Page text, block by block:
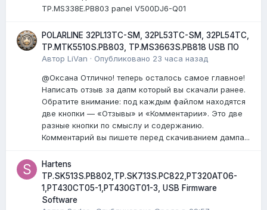
TP.MS338E.PB803 panel V500DJ6-Q01
POLARLINE 32PL13TC-SM, 32PL53TC-SM, 32PL54TC,
TP.MTK5510S.PB803, TP.MS3663S.PB818 USB ПО
Автор LiVan · Опубликовано 23 часа назад
@Оксана Отлично! теперь осталось самое главное!
Написать отзыв за дапм который вы скачали ранее.
Обратите внимание: под каждым файлом находятся
две кнопки — «Отзывы» и «Комментарии». Это две
разные кнопки по смыслу и содержанию.
Комментарий вы пишете перед скачиванием дампа...
Hartens
TP.SK513S.PB802,TP.SK713S.PC822,PT320AT06-
1,PT430CT05-1,PT430GT01-3, USB Firmware
Software